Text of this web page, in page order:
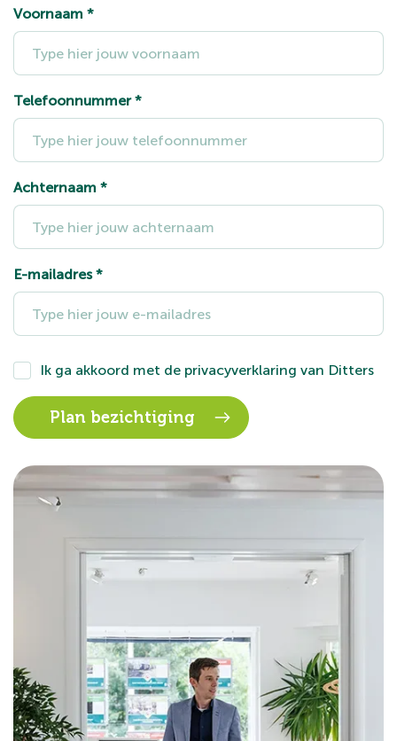
Voornaam *
Telefoonnummer*
Achternaam *
E-mailadres*
Ik ga akkoord met de privacyverklaring van Ditters